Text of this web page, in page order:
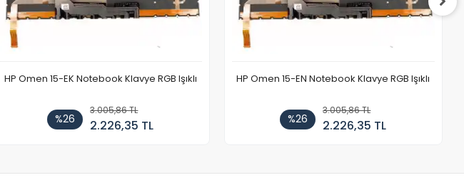
HP Omen 15-EK Notebook Klavye RGB Işıklı
%26
3.005,86 TL
2.226,35 TL
HP Omen 15-EN Notebook Klavye RGB Işıklı
%26
3.005,86 TL
2.226,35 TL